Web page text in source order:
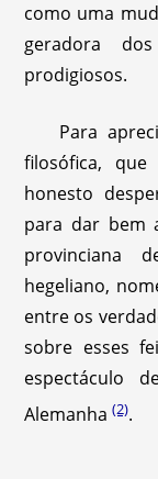
como uma
geradora
prodigiosos.
Para
filosófica,
honesto
para dar bem
provinciana
hegeliano,
entre os
sobre esses
espectáculo
Alemanha(2).